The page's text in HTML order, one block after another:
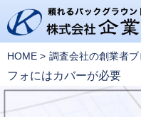
HOME 調査会社の創業者ブ
フォにはカバーが必要